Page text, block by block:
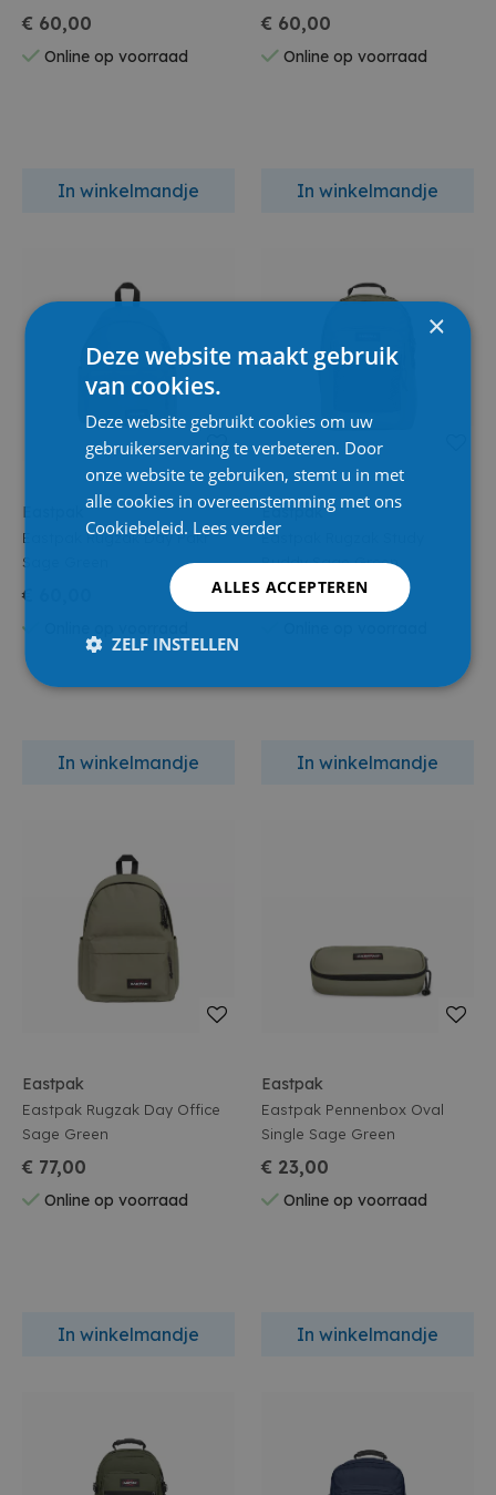
€ 60,00
Online op voorraad
In winkelmandje
€ 60,00
Online op voorraad
In winkelmandje
Eastpak
Eastpak Rugzak Day Pakr
Sage Green
€ 60,00
In winkelmandje
Eastpak
Eastpak Rugzak Study
Buddy Sage Green
€ 95,00
In winkelmandje
Eastpak
Eastpak Rugzak Day Office
Sage Green
€ 77,00
Online op voorraad
In winkelmandje
Eastpak
Eastpak Pennenbox Oval
Single Sage Green
€ 23,00
Online op voorraad
In winkelmandje
×
Deze website maakt gebruik
van cookies.
Deze website gebruikt cookies om uw
gebruikerservaring te verbeteren. Door
onze website te gebruiken, stemt u in met
alle cookies in overeenstemming met ons
Cookiebeleid. Lees verder
ALLES ACCEPTEREN
ZELF INSTELLEN